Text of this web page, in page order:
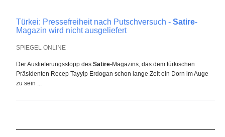
Türkei: Pressefreiheit nach Putschversuch - Satire-
Magazin wird nicht ausgeliefert
SPIEGEL ONLINE
Der Auslieferungsstopp des Satire-Magazins, das dem türkischen
Präsidenten Recep Tayyip Erdogan schon lange Zeit ein Dorn im Auge
zu sein ...